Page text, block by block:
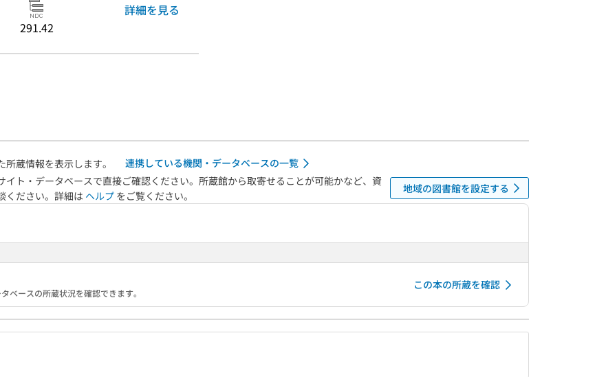
291.42
詳細を見る
蔵情報を表示します。
連携している機関・データベースの一覧
ト・データベースで直接ご確認ください。所蔵館から取寄せることが可能かなど、資
ください。詳細は ヘルプ をご覧ください。
地域の図書館を設定する
ベースの所蔵状況を確認できます。
この本の所蔵を確認